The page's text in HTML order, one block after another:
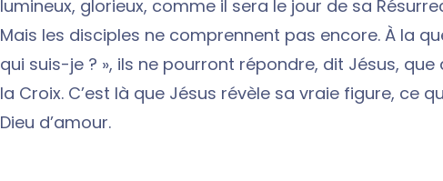
lumineux, glorieux, comme il sera le jour de sa
Mais les disciples ne comprennent pas encore. À la
qui suis-je ? », ils ne pourront répondre, dit Jésus,
la Croix. C’est là que Jésus révèle sa vraie figure, ce
Dieu d’amour.